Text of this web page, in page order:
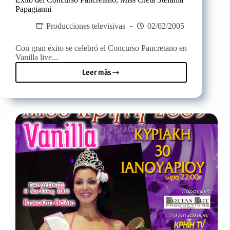
Papagianni
Producciones televisivas
02/02/2005
Con gran éxito se celebró el Concurso Pancretano en
Vanilla live...
Leer más
Éxito
del
Pancretano,
Miss
Creta
Stefania
Papagianni